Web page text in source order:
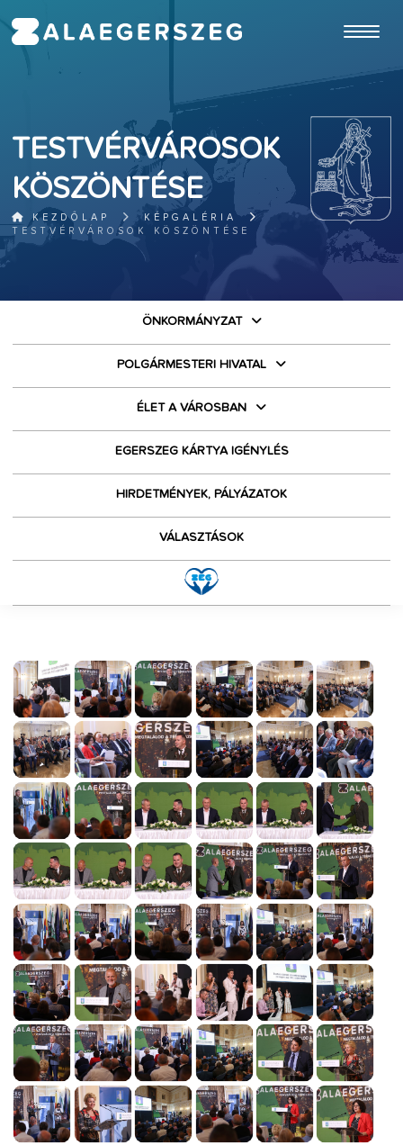
TESTVÉRVÁROSOK
KÖSZÖNTÉSE
KEZDŐLAP
KÉPGALÉRIA
TESTVÉRVÁROSOK KÖSZÖNTÉSE
ÖNKORMÁNYZAT
POLGÁRMESTERI HIVATAL
ÉLET A VÁROSBAN
EGERSZEG KÁRTYA IGÉNYLÉS
HIRDETMÉNYEK, PÁLYÁZATOK
VÁLASZTÁSOK